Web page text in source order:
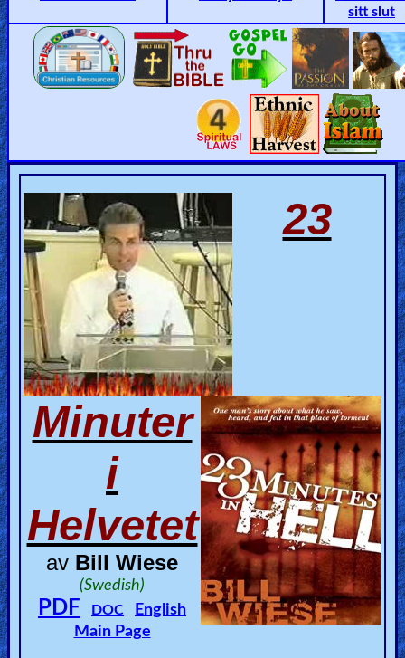
🎞
Jewish
Stories
X-
🎞
X-
Muslim
MP3
Bible
🎞
Bible
🎞
Gospel
Videos
🎞
sitt slut
23
Minuter
i
Helvetet
av Bill Wiese
(Swedish)
PDF DOC
English
Main Page